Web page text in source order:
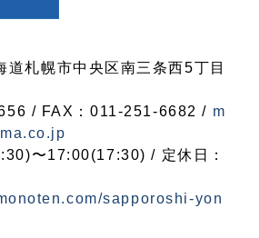
札幌市中央区南三条西5丁目
/ FAX：011-251-6682 / m
〜17:00(17:30) / 定休日：
sapporoshi-yon